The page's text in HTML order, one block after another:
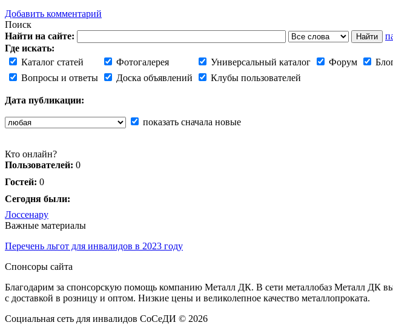
Добавить комментарий
Поиск
Найти на сайте:
Где искать:
Каталог статей
Фотогалерея Универсальный каталог Форум
Вопросы и ответы
Доска объявлений Клубы пользователей
Дата публикации:
показать сначала новые
Кто онлайн?
Пользователей: 0
Гостей: 0
Сегодня были:
Лоссенару
Важные материалы
Перечень льгот для инвалидов в 2023 году
Спонсоры сайта
Благодарим за спонсорскую помощь компанию Металл ДК. В сети металлобаз Металл ДК вы
с доставкой в розницу и оптом. Низкие цены и великолепное качество металлопроката.
Социальная сеть для инвалидов СоСеДИ © 2026